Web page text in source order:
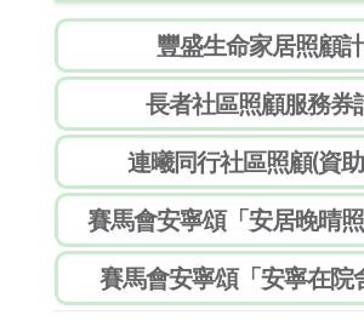
賽馬會安寧頌「安居晚晴
賽馬會安寧頌「安寧在院
資助病床計劃